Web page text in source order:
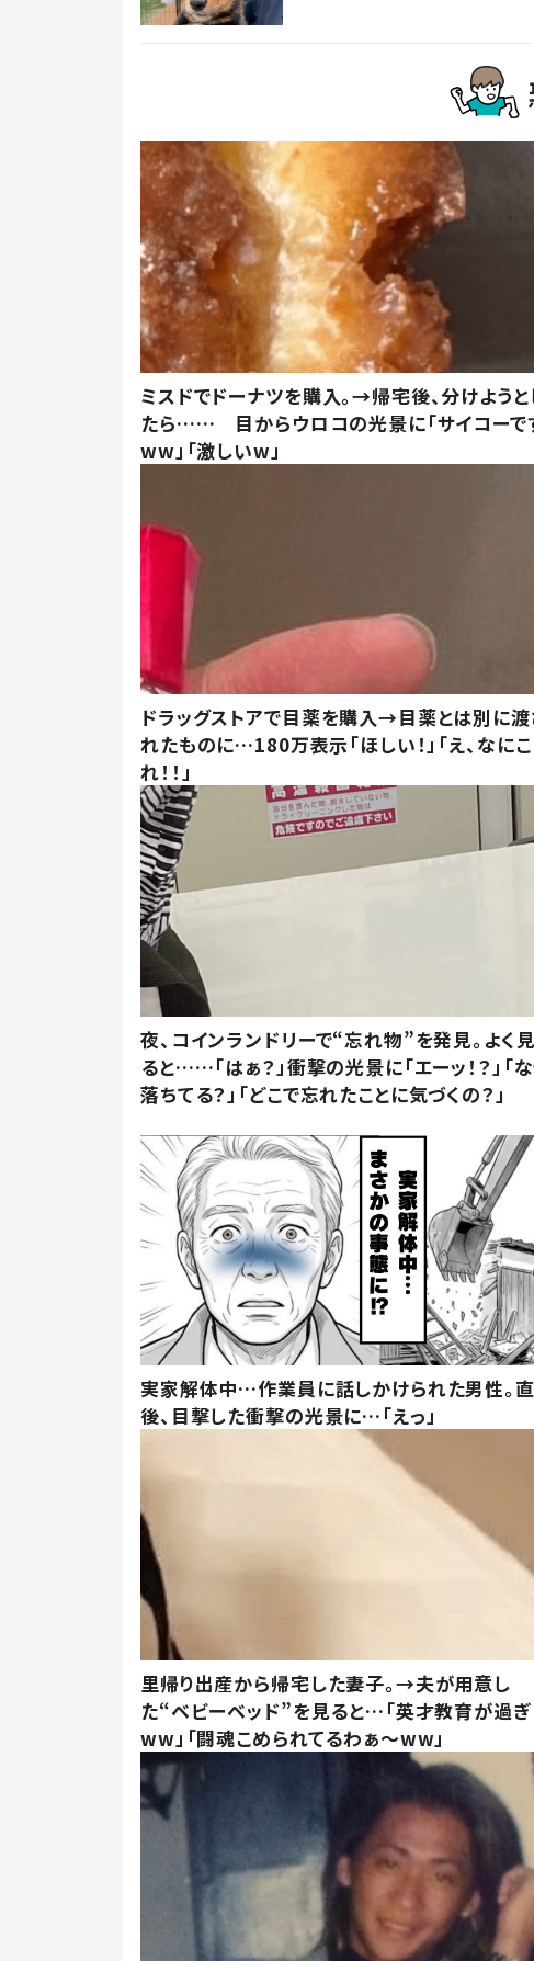
ミスドでドーナツを購入。→帰宅後、分けようと
たら…… 目からウロコの光景に「サイコーで
ww」「激しいw」
ドラッグストアで目薬を購入→目薬とは別に渡
れたものに…180万表示「ほしい！」「え、なにこ
れ！！」
夜、コインランドリーで“忘れ物”を発見。よく見
ると……「はぁ？」衝撃の光景に「エーッ！？」「
落ちてる？」「どこで忘れたことに気づくの？」
実家解体中…作業員に話しかけられた男性。直
後、目撃した衝撃の光景に…「えっ」
里帰り出産から帰宅した妻子。→夫が用意し
た“ベビーベッド”を見ると…「英才教育が過
ww」「闘魂こめられてるわぁ～ww」